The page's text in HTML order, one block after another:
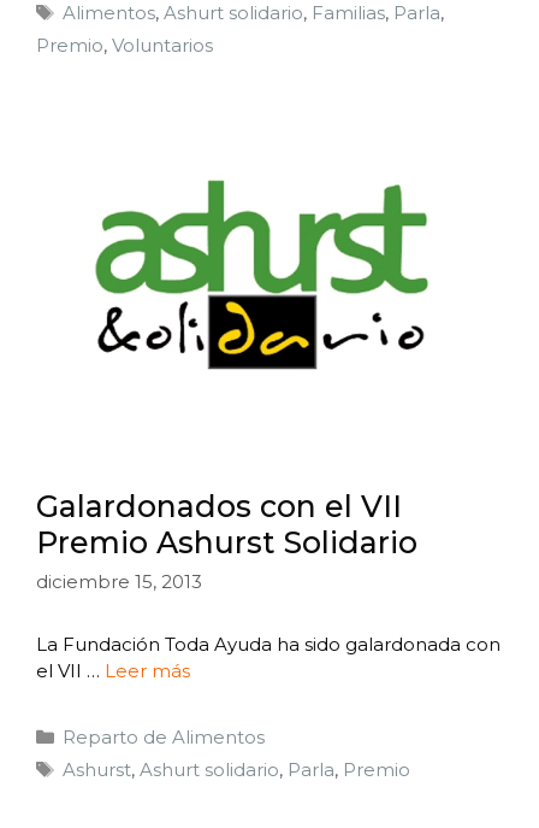
Alimentos, Ashurt solidario, Familias, Parla,
Premio, Voluntarios
Galardonados con el VII
Premio Ashurst Solidario
diciembre 15, 2013
La Fundación Toda Ayuda ha sido galardonada con
el VII … Leer más
Reparto de Alimentos
Ashurst, Ashurt solidario, Parla, Premio